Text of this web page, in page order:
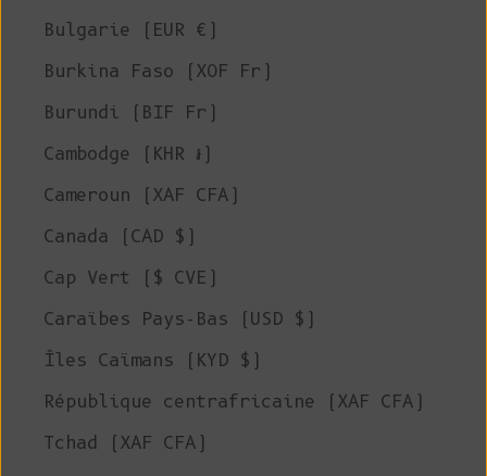
Bulgarie (EUR €)
Burkina Faso (XOF Fr)
Burundi (BIF Fr)
Cambodge (KHR ៛)
Cameroun (XAF CFA)
Canada (CAD $)
Cap Vert ($ CVE)
Caraïbes Pays-Bas (USD $)
Îles Caïmans (KYD $)
République centrafricaine (XAF CFA)
Tchad (XAF CFA)